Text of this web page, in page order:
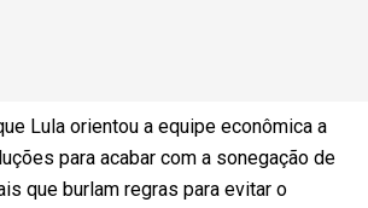
Lula orientou a equipe econômica a
para acabar com a sonegação de
que burlam regras para evitar o